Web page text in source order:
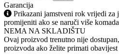
Garancija
Prikazani jamstveni rok vrijedi za
promijeniti ako se naruči više
NEMA NA SKLADIŠTU
Ovaj proizvod trenutno nije
proizvoda ako želite primati